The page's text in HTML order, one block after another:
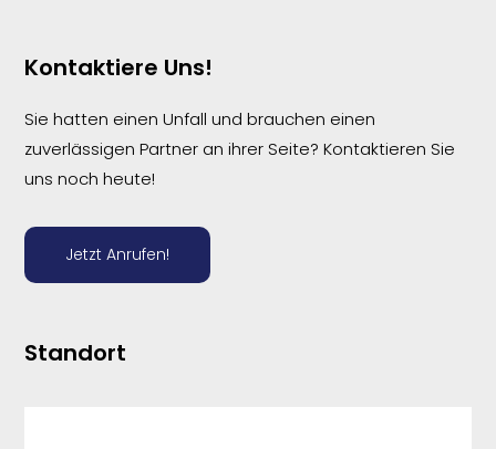
Kontaktiere Uns!
Sie hatten einen Unfall und brauchen einen
zuverlässigen Partner an ihrer Seite? Kontaktieren Sie
uns noch heute!
Jetzt Anrufen!
Standort